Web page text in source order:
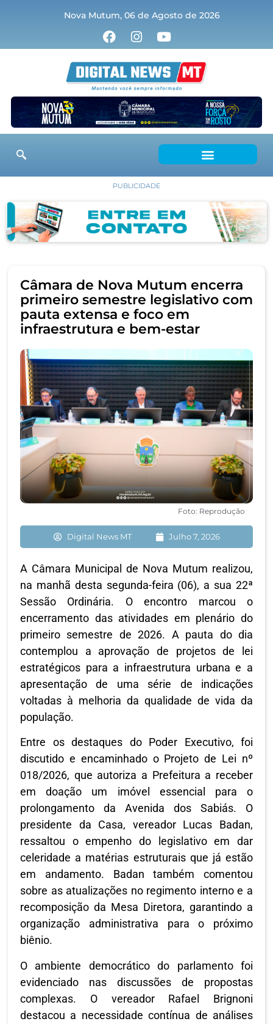
Nova Mutum, 06 de Agosto de 2026
PUBLICIDADE
Câmara de Nova Mutum encerra
primeiro semestre legislativo com
pauta extensa e foco em
infraestrutura e bem-estar
Foto: Reprodução
Digital News MT Julho 7, 2026
A Câmara Municipal de Nova Mutum realizou,
na manhã desta segunda-feira (06), a sua 22ª
Sessão Ordinária. O encontro marcou o
encerramento das atividades em plenário do
primeiro semestre de 2026. A pauta do dia
contemplou a aprovação de projetos de lei
estratégicos para a infraestrutura urbana e a
apresentação de uma série de indicações
voltadas à melhoria da qualidade de vida da
população.
Entre os destaques do Poder Executivo, foi
discutido e encaminhado o Projeto de Lei nº
018/2026, que autoriza a Prefeitura a receber
em doação um imóvel essencial para o
prolongamento da Avenida dos Sabiás. O
presidente da Casa, vereador Lucas Badan,
ressaltou o empenho do legislativo em dar
celeridade a matérias estruturais que já estão
em andamento. Badan também comentou
sobre as atualizações no regimento interno e a
recomposição da Mesa Diretora, garantindo a
organização administrativa para o próximo
biênio.
O ambiente democrático do parlamento foi
evidenciado nas discussões de propostas
complexas. O vereador Rafael Brignoni
destacou a necessidade contínua de análises